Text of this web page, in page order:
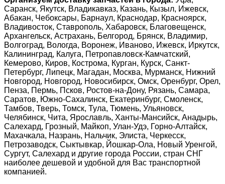
Саранск, Якутск, Владикавказ, Казань, Кызыл, Ижевск,
Абакан, Чебоксары, Барнаул, Краснодар, Красноярск,
Владивосток, Ставрополь, Хабаровск, Благовещенск,
Архангельск, Астрахань, Белгород, Брянск, Владимир,
Волгоград, Вологда, Воронеж, Иваново, Ижевск, Иркутск,
Калининград, Калуга, Петропавловск-Камчатский,
Кемерово, Киров, Кострома, Курган, Курск, Санкт-
Петербург, Липецк, Магадан, Москва, Мурманск, Нижний
Новгород, Новгород, Новосибирск, Омск, Оренбург, Орел,
Пенза, Пермь, Псков, Ростов-на-Дону, Рязань, Самара,
Саратов, Южно-Сахалинск, Екатеринбург, Смоленск,
Тамбов, Тверь, Томск, Тула, Тюмень, Ульяновск,
Челябинск, Чита, Ярославль, Ханты-Мансийск, Анадырь,
Салехард, Грозный, Майкоп, Улан-Удэ, Горно-Алтайск,
Махачкала, Назрань, Нальчик, Элиста, Черкесск,
Петрозаводск, Сыктывкар, Йошкар-Ола, Новый Уренгой,
Сургут, Салехард и другие города России, стран СНГ
наиболее дешевой и удобной для Вас транспортной
компанией.